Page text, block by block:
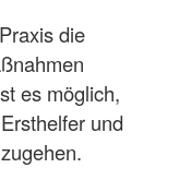
die
es möglich,
und